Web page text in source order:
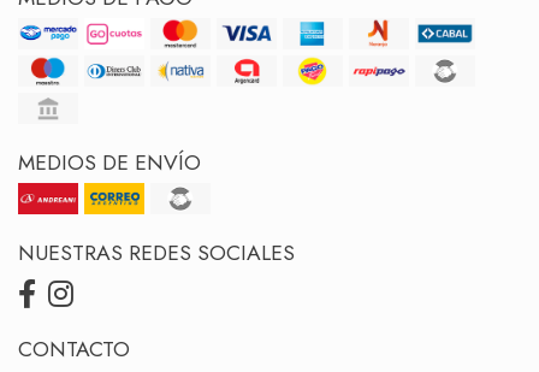
MEDIOS DE ENVÍO
NUESTRAS REDES SOCIALES
CONTACTO